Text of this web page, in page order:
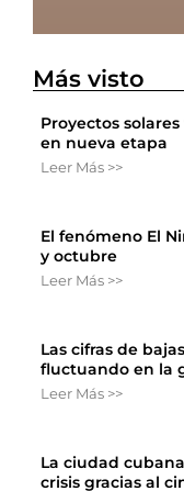
Más visto
Proyectos
en nueva etapa
Leer Más >>
El fenómeno El
y octubre
Leer Más >>
Las cifras de
fluctuando en la
Leer Más >>
La ciudad
crisis gracias al